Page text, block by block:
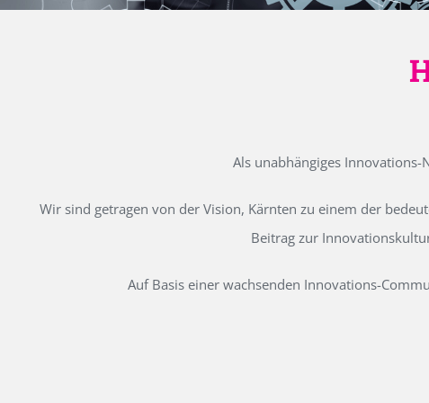
Als unabhängiges
Wir sind getragen von der Vision, Kärnten zu einem der
Beitrag zur
Auf Basis einer wachsenden Innovations-